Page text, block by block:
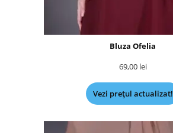
Bluza Ofelia
69,00 lei
Vezi prețul actualizat!